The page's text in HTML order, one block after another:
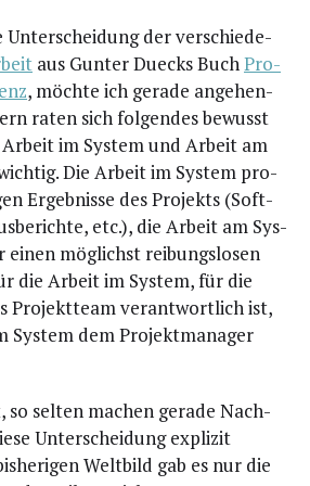
Unter­schei­dung der ver­schie­de­
aus Gun­ter Duecks BuchPro­
, möch­te ich gera­de ange­hen­
raten sich fol­gen­des bewusst
Arbeit im Sys­tem und Arbeit am
Die Arbeit im Sys­tem pro­
Ergeb­nis­se des Pro­jekts (Soft­
etc.), die Arbeit am Sys­
mög­lichst rei­bungs­lo­sen
die Arbeit im Sys­tem, für die
Pro­jekt­team ver­ant­wort­lich ist,
Sys­tem dem Pro­jekt­ma­na­ger
so sel­ten machen gera­de Nach­
Unter­schei­dung expli­zit
Welt­bild gab es nur die